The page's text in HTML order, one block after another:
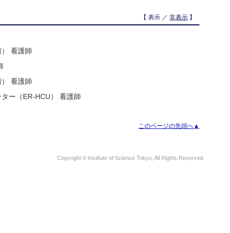
【 表示 ／ 非表示 】
看護師
看護師
ー（ER-HCU） 看護師
このページの先頭へ▲
Copyright © Institute of Science Tokyo, All Rights Reserved.